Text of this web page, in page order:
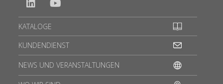
KATALOGE
KUNDENDIENST
NEWS UND VERANSTALTUNGEN